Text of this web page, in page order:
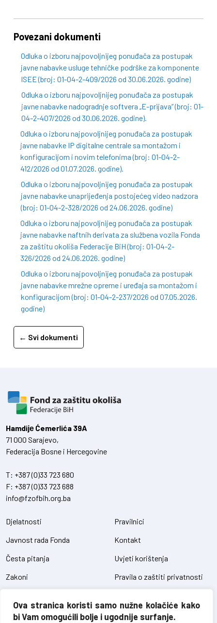
Ova stranica koristi samo nužne kolačiće kako
bi Vam omogućili bolje i ugodnije surfanje.
Povezani dokumenti
Odluka o izboru najpovoljnijeg ponuđača za postupak
javne nabavke usluge tehničke podrške za komponente
ISEE (broj: 01-04-2-409/2026 od 30.06.2026. godine)
Odluka o izboru najpovoljnijeg ponuđača za postupak
javne nabavke nadogradnje softvera „E-prijava“ (broj: 01-
04-2-407/2026 od 30.06.2026. godine).
Odluka o izboru najpovoljnijeg ponuđača za postupak
javne nabavke IP digitalne centrale sa montažom i
konfiguracijom i novim telefonima (broj: 01-04-2-
412/2026 od 01.07.2026. godine).
Odluka o izboru najpovoljnijeg ponuđača za postupak
javne nabavke unaprijeđenja postojećeg video nadzora
(broj: 01-04-2-328/2026 od 24.06.2026. godine)
Odluka o izboru najpovoljnijeg ponuđača za postupak
javne nabavke naftnih derivata za službena vozila Fonda
za zaštitu okoliša Federacije BiH (broj: 01-04-2-
326/2026 od 24.06.2026. godine)
Odluka o izboru najpovoljnijeg ponuđača za postupak
javne nabavke mrežne opreme i uređaja sa montažom i
konfiguracijom (broj: 01-04-2-237/2026 od 07.05.2026.
godine)
← Svi dokumenti
Hamdiје Ćemerlića 39A
71 000 Sarajevo,
Federacija Bosne i Hercegovine
T: +387 (0)33 723 680
F: +387 (0)33 723 688
info@fzofbih.org.ba
Djelatnosti
Javnost rada Fonda
Česta pitanja
Zakoni
Pravilnici
Kontakt
Uvjeti korištenja
Pravila o zaštiti privatnosti
Pristup informacijama